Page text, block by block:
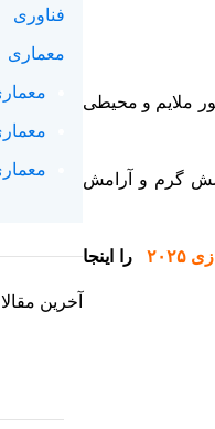
ملایم و محیطی
گرم و آرامش
را اینجا
فناوری
معماری
آخرین